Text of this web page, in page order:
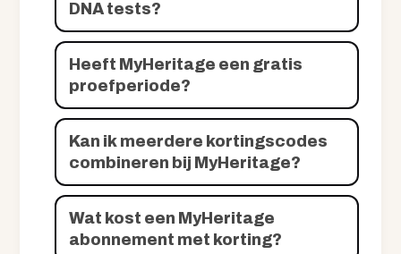
DNA tests?
Heeft MyHeritage een gratis
proefperiode?
Kan ik meerdere kortingscodes
combineren bij MyHeritage?
Wat kost een MyHeritage
abonnement met korting?